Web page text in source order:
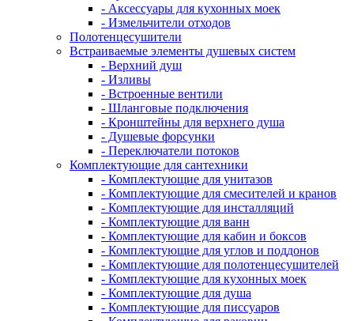
- Аксессуары для кухонных моек
- Измельчители отходов
Полотенцесушители
Встраиваемые элементы душевых систем
- Верхний душ
- Изливы
- Встроенные вентили
- Шланговые подключения
- Кронштейны для верхнего душа
- Душевые форсунки
- Переключатели потоков
Комплектующие для сантехники
- Комплектующие для унитазов
- Комплектующие для смесителей и кранов
- Комплектующие для инсталляций
- Комплектующие для ванн
- Комплектующие для кабин и боксов
- Комплектующие для углов и поддонов
- Комплектующие для полотенцесушителей
- Комплектующие для кухонных моек
- Комплектующие для душа
- Комплектующие для писсуаров